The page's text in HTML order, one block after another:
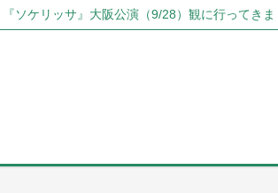
『ソケリッサ』大阪公演（9/28）観に行ってき